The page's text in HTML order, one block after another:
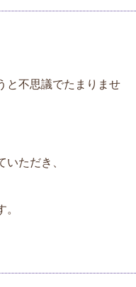
と不思議でたまりませ
ただき、